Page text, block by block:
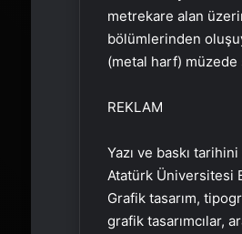
metrekare alan
bölümlerinden
(metal harf)
REKLAM
Yazı ve baskı
Atatürk Üniversitesi
Grafik tasarım,
grafik tasarımcılar,